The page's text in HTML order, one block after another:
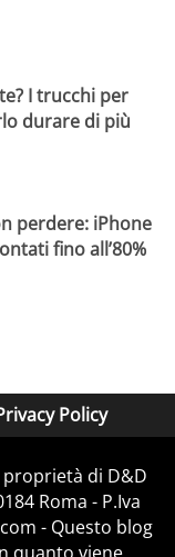
I trucchi per
durare di più
perdere: iPhone
fino all’80%
Policy
di D&D
Roma - P.Iva
- Questo blog